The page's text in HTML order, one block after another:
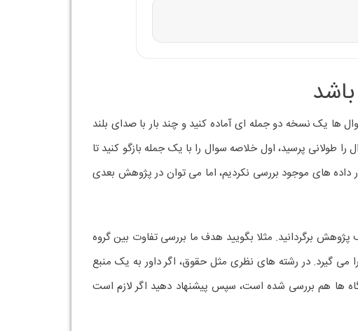
ها یک نسخه دو جمله ای آماده کنید و چند بار با صدای بلند
پرسید، اول خلاصه سوال را با یک جمله بازگو کنید تا
داده های موجود بررسی نکردیم، اما می توان در پژوهش بعدی
برگردانید. مثلا بگویید هدف ما بررسی تفاوت بین گروه
گیرد. در رشته های نظری مثل حقوق، اگر داور به یک منبع
ها هم بررسی شده است، سپس پیشنهاد دهید اگر لازم است